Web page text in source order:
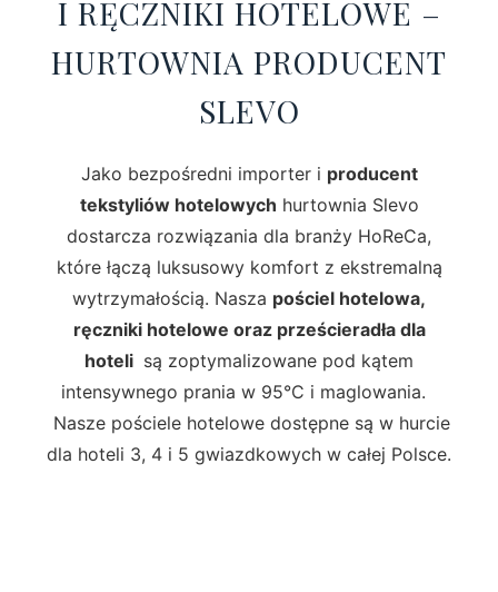
I RĘCZNIKI HOTELOWE –
HURTOWNIA PRODUCENT
SLEVO
Jako bezpośredni importer i producent
tekstyliów hotelowych hurtownia Slevo
dostarcza rozwiązania dla branży HoReCa,
które łączą luksusowy komfort z ekstremalną
wytrzymałością. Nasza pościel hotelowa,
ręczniki hotelowe oraz prześcieradła dla
hoteli są zoptymalizowane pod kątem
intensywnego prania w 95°C i maglowania.
Nasze pościele hotelowe dostępne są w hurcie
dla hoteli 3, 4 i 5 gwiazdkowych w całej Polsce.